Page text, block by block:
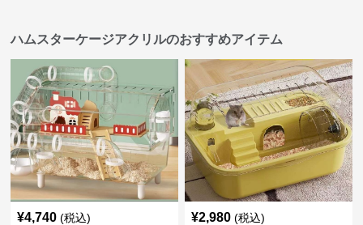
ハムスターケージアクリルのおすすめアイテム
¥4,740 (税込) ¥2,980 (税込)